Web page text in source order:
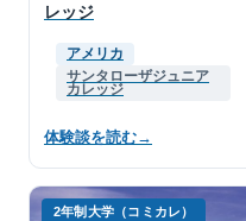
レッジ
アメリカ
サンタローザジュニア
カレッジ
体験談を読む→
2年制大学（コミカレ）